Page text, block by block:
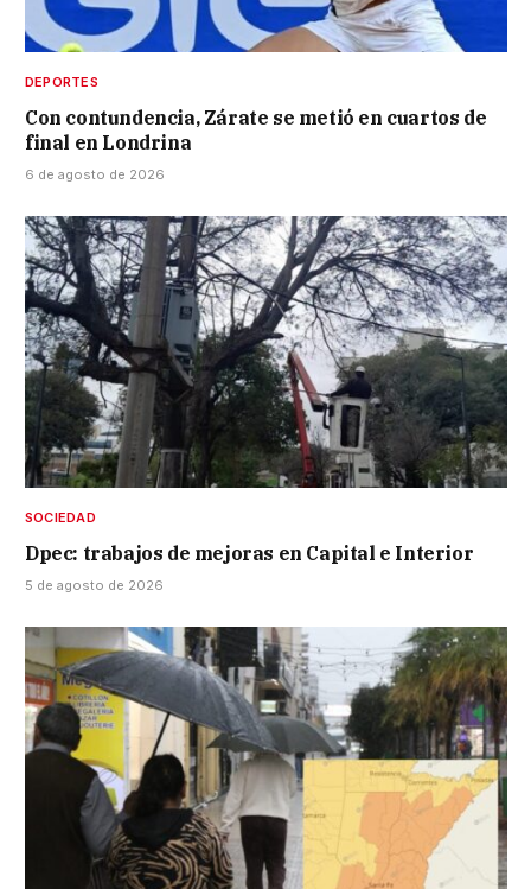
DEPORTES
Con contundencia, Zárate se metió en cuartos de
final en Londrina
6 de agosto de 2026
SOCIEDAD
Dpec: trabajos de mejoras en Capital e Interior
5 de agosto de 2026